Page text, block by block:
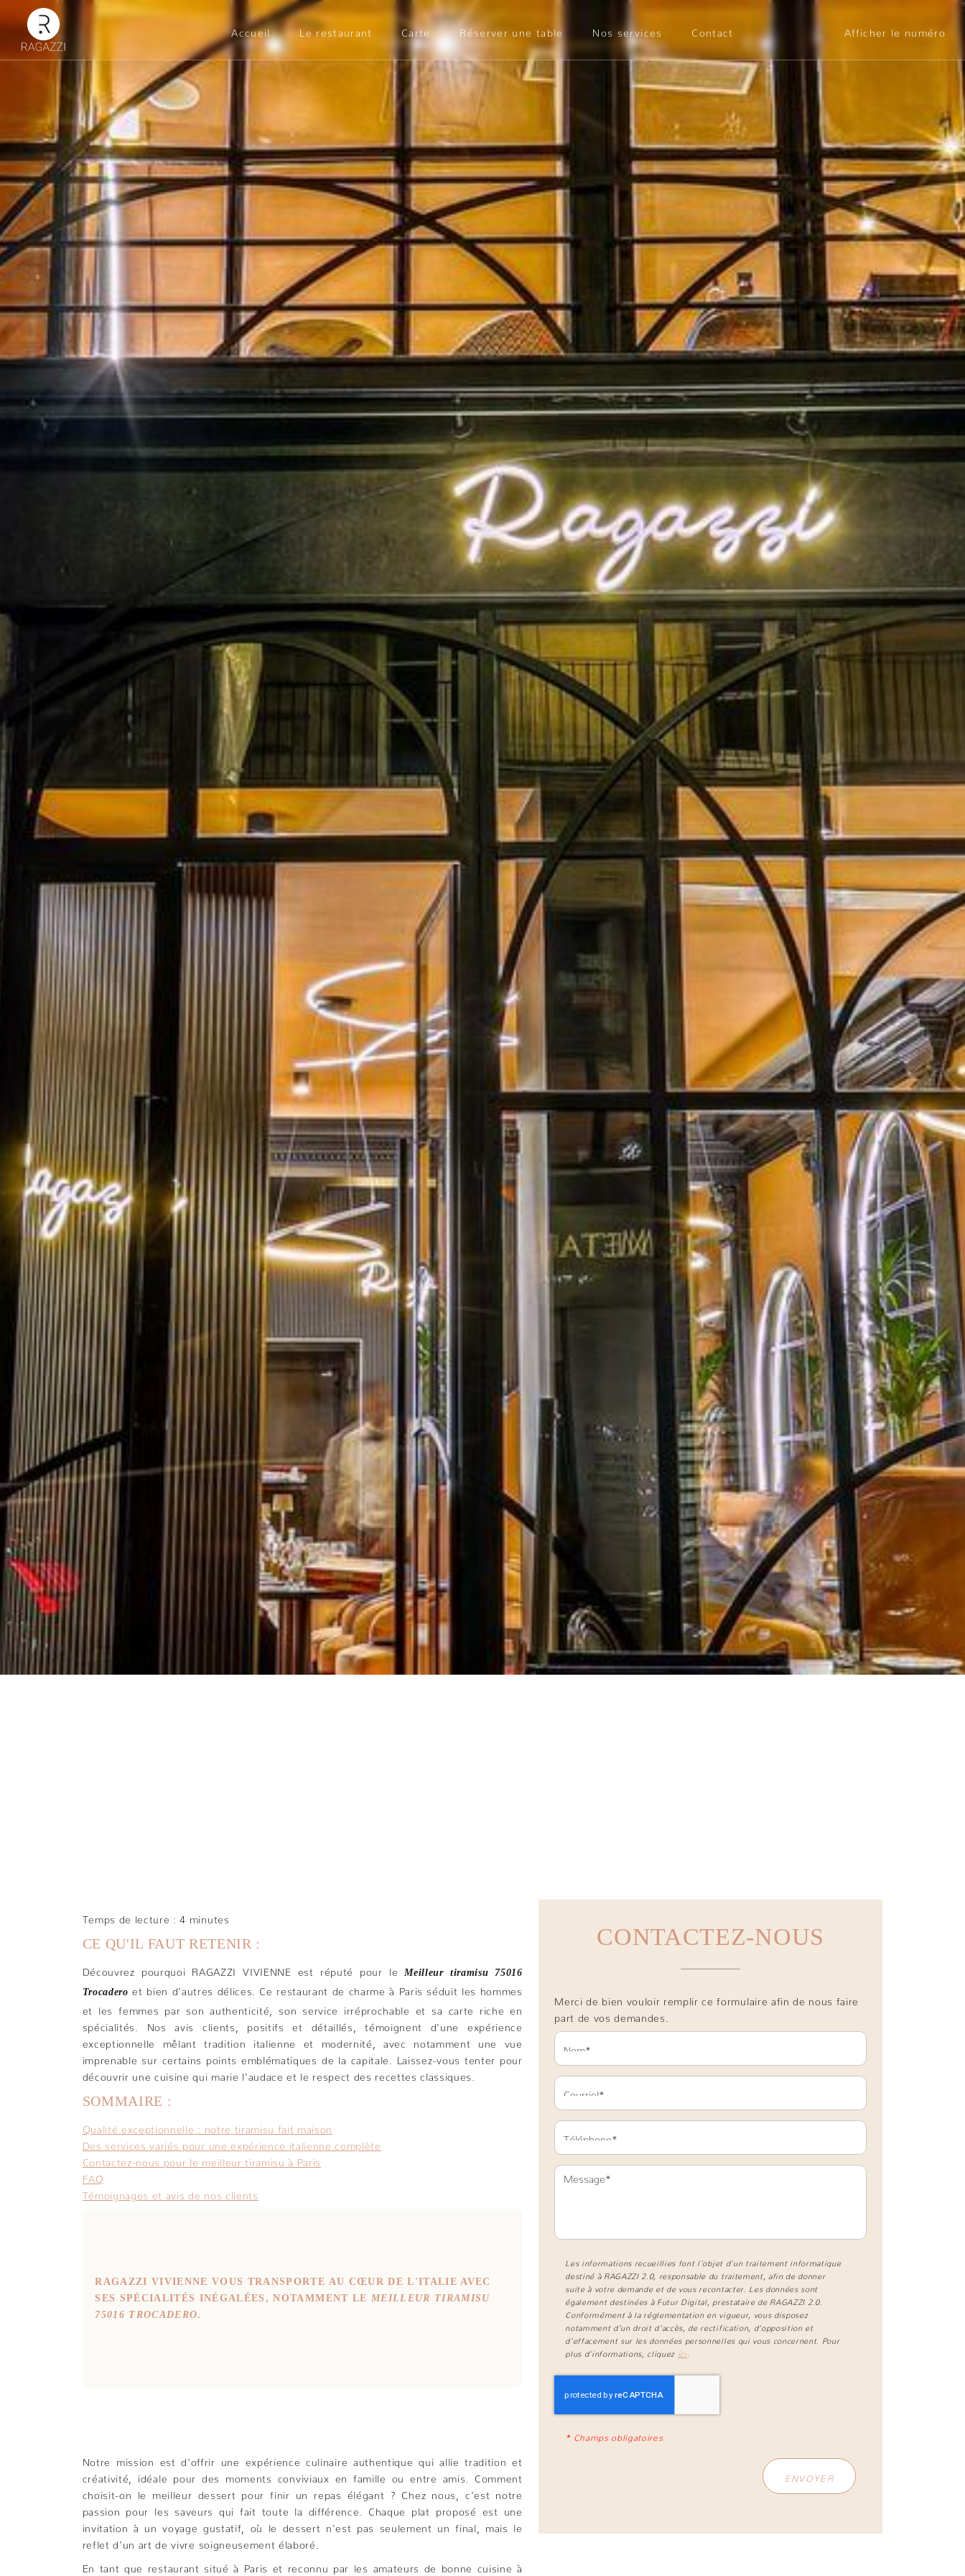
Accueil Le restaurant Carte Réserver une table Nos services Contact Afficher le numéro
Temps de lecture : 4 minutes
CE QU'IL FAUT RETENIR :
Découvrez pourquoi RAGAZZI VIVIENNE est réputé pour le Meilleur tiramisu 75016
Trocadero et bien d'autres délices. Ce restaurant de charme à Paris séduit les hommes
et les femmes par son authenticité, son service irréprochable et sa carte riche en
spécialités. Nos avis clients, positifs et détaillés, témoignent d'une expérience
exceptionnelle mêlant tradition italienne et modernité, avec notamment une vue
imprenable sur certains points emblématiques de la capitale. Laissez-vous tenter pour
découvrir une cuisine qui marie l'audace et le respect des recettes classiques.
SOMMAIRE :
Qualité exceptionnelle : notre tiramisu fait maison
Des services variés pour une expérience italienne complète
Contactez-nous pour le meilleur tiramisu à Paris
FAQ
Témoignages et avis de nos clients
RAGAZZI VIVIENNE VOUS TRANSPORTE AU CŒUR DE L'ITALIE AVEC
SES SPÉCIALITÉS INÉGALÉES, NOTAMMENT LE MEILLEUR TIRAMISU
75016 TROCADERO.
Notre mission est d'offrir une expérience culinaire authentique qui allie tradition et
créativité, idéale pour des moments conviviaux en famille ou entre amis. Comment
choisit-on le meilleur dessert pour finir un repas élégant ? Chez nous, c'est notre
passion pour les saveurs qui fait toute la différence. Chaque plat proposé est une
invitation à un voyage gustatif, où le dessert n'est pas seulement un final, mais le
reflet d'un art de vivre soigneusement élaboré.
En tant que restaurant situé à Paris et reconnu par les amateurs de bonne cuisine à
CONTACTEZ-NOUS
Merci de bien vouloir remplir ce formulaire afin de nous faire
part de vos demandes.
Les informations recueillies font l’objet d’un traitement informatique
destiné à RAGAZZI 2.0, responsable du traitement, afin de donner
suite à votre demande et de vous recontacter. Les données sont
également destinées à Futur Digital, prestataire de RAGAZZI 2.0.
Conformément à la réglementation en vigueur, vous disposez
notamment d'un droit d'accès, de rectification, d'opposition et
d'effacement sur les données personnelles qui vous concernent. Pour
plus d’informations, cliquez ici.
* Champs obligatoires